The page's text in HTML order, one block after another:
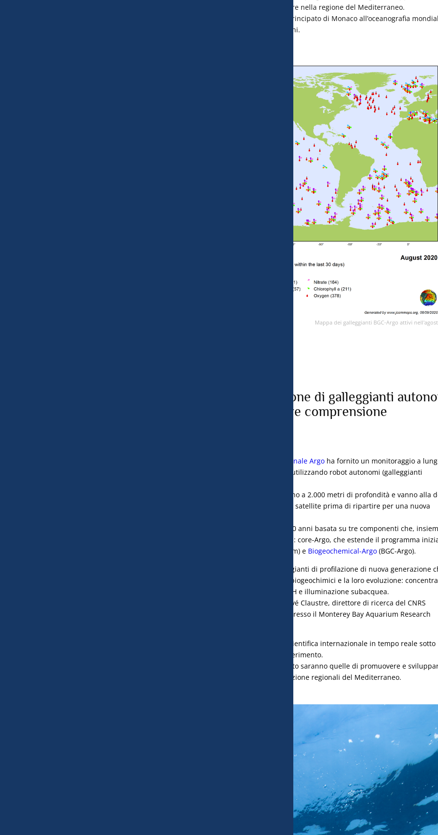
sinergie con altri programmi di osservazione oceanica, in particolare nella regione del Mediterraneo.
Questo finanziamento rappresenta un importante contributo del Principato di Monaco all’oceanografia
alla sua governance, in vista di una gestione sostenibile degli oceani.
Mappa dei galleggianti BGC-Argo attivi
BGC-Argo: una nuova generazione di galleggianti
multidisciplinari per una migliore comprensione
il programma internazionale Argo ha fornito un monitoraggio a
termine della temperatura e della salinità degli oceani del mondo utilizzando robot autonomi (galleggianti
Gli strumenti compiono cicli di 10 giorni durante i quali sondano fino a 2.000 metri di profondità e vanno alla
con le correnti, per poi tornare in superficie e trasmettere i dati via satellite prima di ripartire per una nuova
Nel 2019, Argo ha definito la sua visione strategica per i prossimi 10 anni basata su tre componenti che,
permetteranno di dispiegare e gestire una flotta di 4.000 strumenti: core-Argo, che estende il programma
deep-Argo, che estende le osservazioni all’oceano profondo (6.000 m) e Biogeochemical-Argo (BGC-Argo).
Lanciato nel 2016, BGC-Argo mira a creare una rete di 1.000 galleggianti di profilazione di nuova generazione
misurano altre sei variabili essenziali per comprendere i processi biogeochimici e la loro evoluzione:
di clorofilla, particelle in sospensione, ossigeno e nitrati disciolti, pH e illuminazione subacquea.
BGC-Argo è gestito da un comitato co-presieduto in Francia da Hervé Claustre, direttore di ricerca del CNRS
, e negli Stati Uniti da Ken Johnson, scienziato senior presso il Monterey Bay Aquarium Research
Tutti i dati raccolti vengono messi a disposizione della comunità scientifica internazionale in tempo reale sotto
forma di Open Data e vengono analizzati in diversi laboratori di riferimento.
Le due principali responsabilità del futuro responsabile del progetto saranno quelle di promuovere e
BGC-Argo a livello internazionale e di integrare i sistemi di osservazione regionali del Mediterraneo.